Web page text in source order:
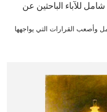
للآباء الباحثين عن
وأصعب القرارات التي يواجهها